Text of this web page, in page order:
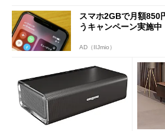
スマホ2GBで月額850
うキャンペーン実施中
AD（IIJmio）